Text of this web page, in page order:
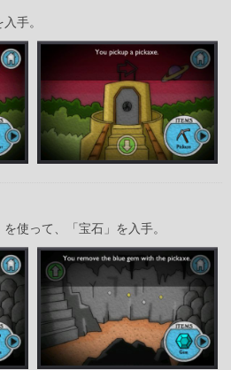
手。
使って、「宝石」を入手。